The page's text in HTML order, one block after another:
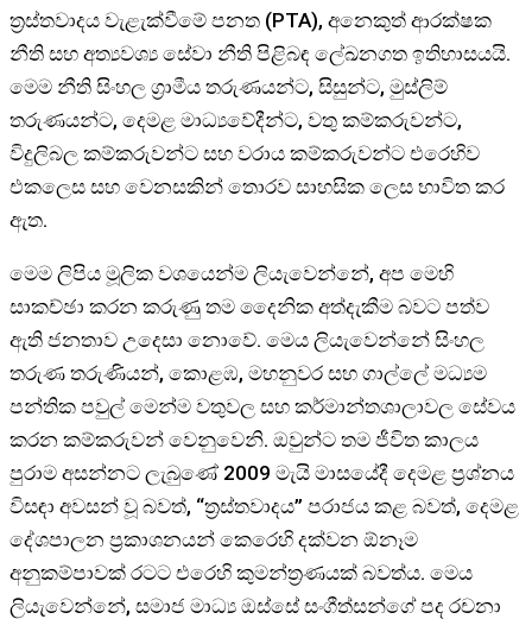
ත්‍රස්තවාදය වැළැක්වීමේ පනත (PTA), අනෙකුත් ආරක්ෂක
නීති සහ අත්‍යවශ්‍ය සේවා නීති පිළිබඳ ලේඛනගත ඉතිහාසයයි.
මෙම නීති සිංහල ග්‍රාමීය තරුණයන්ට, සිසුන්ට, මුස්ලිම්
තරුණයන්ට, දෙමළ මාධ්‍යවේදීන්ට, වතු කම්කරුවන්ට,
විදුලිබල කම්කරුවන්ට සහ වරාය කම්කරුවන්ට එරෙහිව
එකලෙස සහ වෙනසකින් තොරව සාහසික ලෙස භාවිත කර
ඇත.
මෙම ලිපිය මූලික වශයෙන්ම ලියැවෙන්නේ, අප මෙහි
සාකච්ඡා කරන කරුණු තම දෛනික අත්දැකීම බවට පත්ව
ඇති ජනතාව උදෙසා නොවේ. මෙය ලියැවෙන්නේ සිංහල
තරුණ තරුණියන්, කොළඹ, මහනුවර සහ ගාල්ලේ මධ්‍යම
පන්තික පවුල් මෙන්ම වතුවල සහ කර්මාන්තශාලාවල සේවය
කරන කම්කරුවන් වෙනුවෙනි. ඔවුන්ට තම ජීවිත කාලය
පුරාම අසන්නට ලැබුණේ 2009 මැයි මාසයේදී දෙමළ ප්‍රශ්නය
විසඳා අවසන් වූ බවත්, “ත්‍රස්තවාදය” පරාජය කළ බවත්, දෙමළ
දේශපාලන ප්‍රකාශනයන් කෙරෙහි දක්වන ඕනෑම
අනුකම්පාවක් රටට එරෙහි කුමන්ත්‍රණයක් බවත්ය. මෙය
ලියැවෙන්නේ, සමාජ මාධ්‍ය ඔස්සේ සංගීත්සන්ගේ පද රචනා